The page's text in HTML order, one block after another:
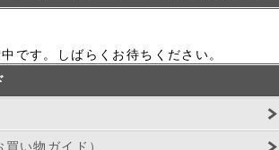
です。しばらくお待ちください。
い物ガイド）